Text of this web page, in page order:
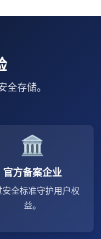
全存储。
🏛
官方备案企业
安全标准守护用户权
益。